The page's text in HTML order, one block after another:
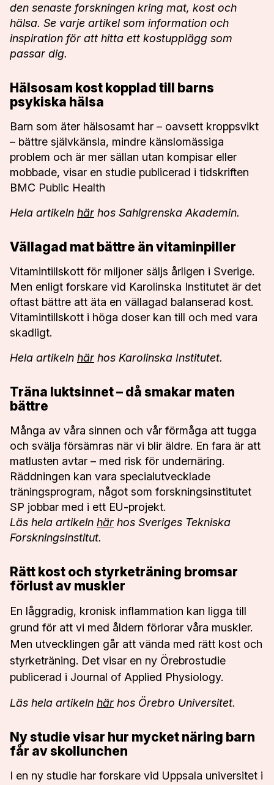
JÖNKÖPING
•
11
AUGUSTI
ÖSTERSUND
•
24
AUGUSTI
SUNDSVALL
•
AUGUSTI
•
AUGUSTI
KARLSTAD
•
27
AUGUSTI
BORÅS 31
•
SEPTEMBER
KALMAR
•
3
SEPTEMBER
ESKILSTUNA
BLODOMLOPPET
Lilla
Specialomloppet
Blodomloppet
på
distans
den senaste forskningen kring mat, kost och
hälsa. Se varje artikel som information och
inspiration för att hitta ett kostupplägg som
passar dig.
Hälsosam kost kopplad till barns
psykiska hälsa
Barn som äter hälsosamt har – oavsett kroppsvikt
– bättre självkänsla, mindre känslomässiga
problem och är mer sällan utan kompisar eller
mobbade, visar en studie publicerad i tidskriften
BMC Public Health
Hela artikeln här hos Sahlgrenska Akademin.
Vällagad mat bättre än vitaminpiller
Vitamintillskott för miljoner säljs årligen i Sverige.
Men enligt forskare vid Karolinska Institutet är det
oftast bättre att äta en vällagad balanserad kost.
Vitamintillskott i höga doser kan till och med vara
skadligt.
Hela artikeln här hos Karolinska Institutet.
Träna luktsinnet – då smakar maten
bättre
Många av våra sinnen och vår förmåga att tugga
och svälja försämras när vi blir äldre. En fara är att
matlusten avtar – med risk för undernäring.
Räddningen kan vara specialutvecklade
träningsprogram, något som forskningsinstitutet
SP jobbar med i ett EU-projekt.
Läs hela artikeln här hos Sveriges Tekniska
Forskningsinstitut.
Rätt kost och styrketräning bromsar
förlust av muskler
En låggradig, kronisk inflammation kan ligga till
grund för att vi med åldern förlorar våra muskler.
Men utvecklingen går att vända med rätt kost och
styrketräning. Det visar en ny Örebrostudie
publicerad i Journal of Applied Physiology.
Läs hela artikeln här hos Örebro Universitet.
Ny studie visar hur mycket näring barn
får av skollunchen
I en ny studie har forskare vid Uppsala universitet i